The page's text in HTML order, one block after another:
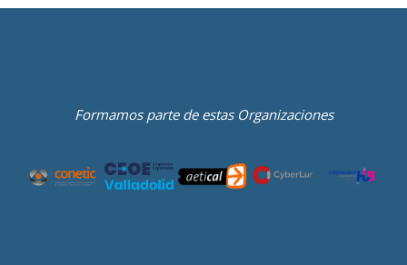
Formamos parte de estas Organizaciones